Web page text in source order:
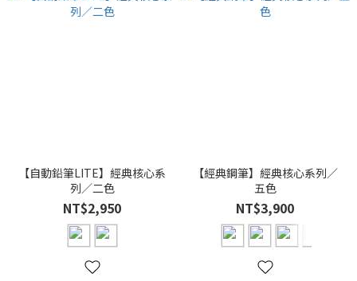
【自動鉛筆LITE】經典核心系
列／二色
NT$2,950
【經典鋼筆】經典核心系列／
五色
NT$3,900